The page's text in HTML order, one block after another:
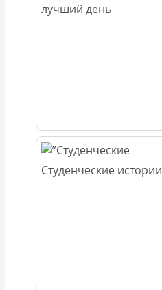
лучший день
Студенческие истории